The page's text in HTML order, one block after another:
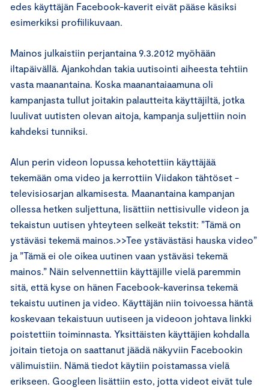
edes käyttäjän Facebook-kaverit eivät pääse käsiksi
esimerkiksi profiilikuvaan.
Mainos julkaistiin perjantaina 9.3.2012 myöhään
iltapäivällä. Ajankohdan takia uutisointi aiheesta tehtiin
vasta maanantaina. Koska maanantaiaamuna oli
kampanjasta tullut joitakin palautteita käyttäjiltä, jotka
luulivat uutisten olevan aitoja, kampanja suljettiin noin
kahdeksi tunniksi.
Alun perin videon lopussa kehotettiin käyttäjää
tekemään oma video ja kerrottiin Viidakon tähtöset -
televisiosarjan alkamisesta. Maanantaina kampanjan
ollessa hetken suljettuna, lisättiin nettisivulle videon ja
tekaistun uutisen yhteyteen selkeät tekstit: ”Tämä on
ystäväsi tekemä mainos.>>Tee ystävästäsi hauska video”
ja ”Tämä ei ole oikea uutinen vaan ystäväsi tekemä
mainos.” Näin selvennettiin käyttäjille vielä paremmin
sitä, että kyse on hänen Facebook-kaverinsa tekemä
tekaistu uutinen ja video. Käyttäjän niin toivoessa häntä
koskevaan tekaistuun uutiseen ja videoon johtava linkki
poistettiin toiminnasta. Yksittäisten käyttäjien kohdalla
joitain tietoja on saattanut jäädä näkyviin Facebookin
välimuistiin. Nämä tiedot käytiin poistamassa vielä
erikseen. Googleen lisättiin esto, jotta videot eivät tule